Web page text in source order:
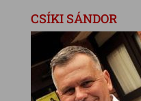
CSÍKI SÁNDOR